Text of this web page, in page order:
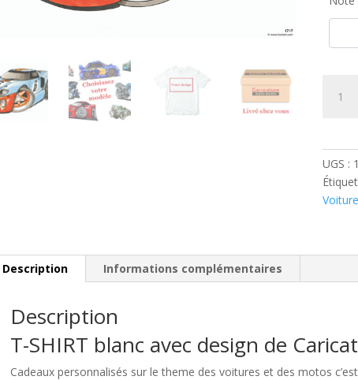
Bleue
Gulf
UGS :
Voiture
Description Informations complémentaires
Description
T-SHIRT blanc avec design de
Cadeaux personnalisés sur le theme des voitures et des motos